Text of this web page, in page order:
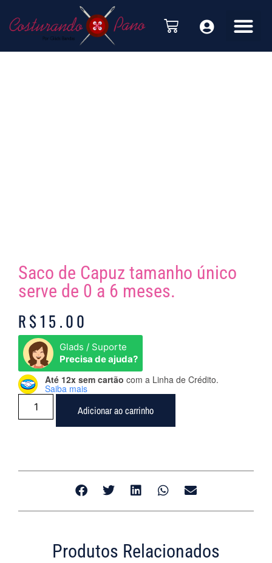
Saco de Capuz tamanho único
serve de 0 a 6 meses.
R$15.00
Glads / Suporte
Precisa de ajuda?
Até 12x sem cartão com a Linha de Crédito.
Saiba mais
Adicionar ao carrinho
Produtos Relacionados